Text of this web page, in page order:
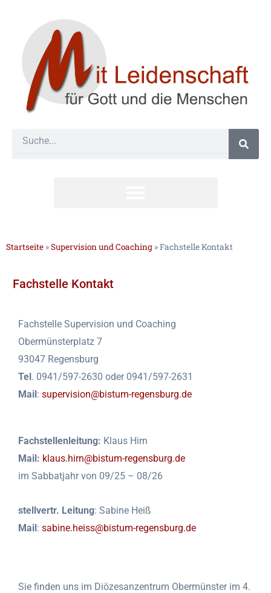
springen
Startseite »Supervision und Coaching »Fachstelle Kontakt
Fachstelle Kontakt
Fachstelle Supervision und Coaching
Obermünsterplatz 7
93047 Regensburg
Tel. 0941/597-2630 oder 0941/597-2631
Mail: supervision@bistum-regensburg.de
Fachstellenleitung: Klaus Hirn
Mail: klaus.hirn@bistum-regensburg.de
im Sabbatjahr von 09/25 – 08/26
stellvertr. Leitung: Sabine Heiß
Mail: sabine.heiss@bistum-regensburg.de
Sie finden uns im Diözesanzentrum Obermünster im 4.